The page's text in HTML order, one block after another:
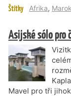
Štítky Afrika,
Asijské sólo
Mavel pro tři